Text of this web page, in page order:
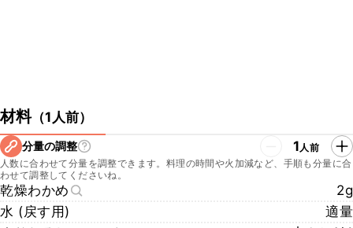
材料（1人前）
分量の調整 1人前
人数に合わせて分量を調整できます。料理の時間や火加減など、手順も分量に合
わせて調整してくださいね。
乾燥わかめ
2g
水 (戻す用)
適量